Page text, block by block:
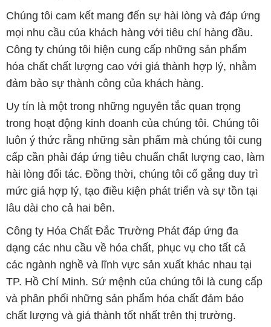
Chúng tôi cam kết mang đến sự hài lòng và đáp ứng
mọi nhu cầu của khách hàng với tiêu chí hàng đầu.
Công ty chúng tôi hiện cung cấp những sản phẩm
hóa chất chất lượng cao với giá thành hợp lý, nhằm
đảm bảo sự thành công của khách hàng.
Uy tín là một trong những nguyên tắc quan trọng
trong hoạt động kinh doanh của chúng tôi. Chúng tôi
luôn ý thức rằng những sản phẩm mà chúng tôi cung
cấp cần phải đáp ứng tiêu chuẩn chất lượng cao, làm
hài lòng đối tác. Đồng thời, chúng tôi cố gắng duy trì
mức giá hợp lý, tạo điều kiện phát triển và sự tồn tại
lâu dài cho cả hai bên.
Công ty Hóa Chất Đắc Trường Phát đáp ứng đa
dạng các nhu cầu về hóa chất, phục vụ cho tất cả
các ngành nghề và lĩnh vực sản xuất khác nhau tại
TP. Hồ Chí Minh. Sứ mệnh của chúng tôi là cung cấp
và phân phối những sản phẩm hóa chất đảm bảo
chất lượng và giá thành tốt nhất trên thị trường.